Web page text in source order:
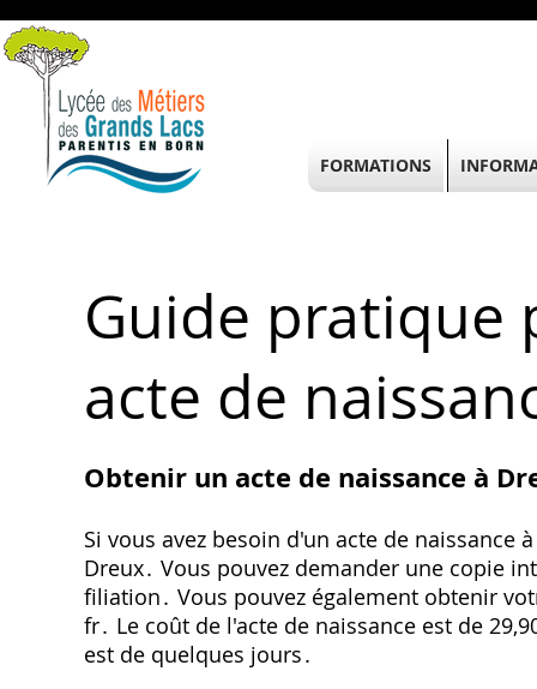
Guide pratique
acte de
Obtenir un acte de naissance à
Si vous avez besoin d'un acte de naissance
Dreux․ Vous pouvez demander une copie
filiation․ Vous pouvez également obtenir
fr․ Le coût de l'acte de naissance est de
est de quelques jours․
FORMATIONS